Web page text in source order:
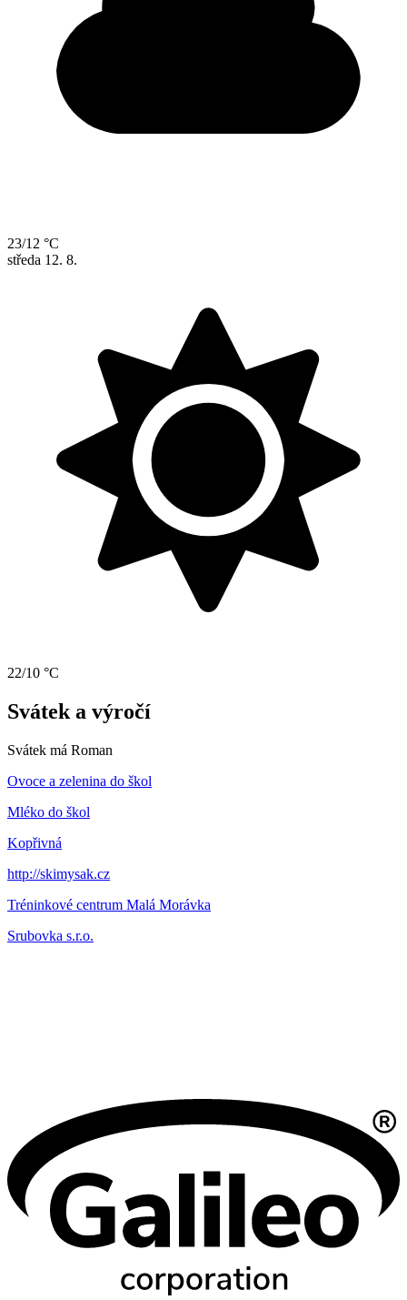
23/12 °C
středa 12. 8.
22/10 °C
Svátek a výročí
Svátek má Roman
Ovoce a zelenina do škol
Mléko do škol
Kopřivná
http://skimysak.cz
Tréninkové centrum Malá Morávka
Srubovka s.r.o.